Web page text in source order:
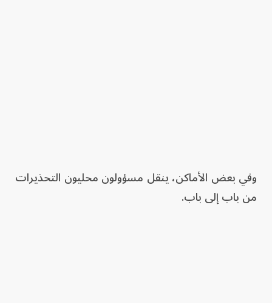
وفي بعض الأماكن، ينقل مسؤولون محليون التحذيرات
من باب إلى باب.